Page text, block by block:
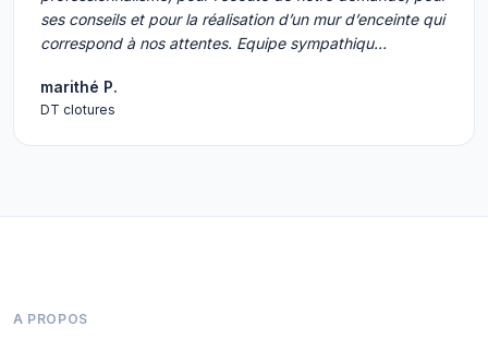
ses conseils et pour la réalisation d’un mur d’enceinte qui
correspond à nos attentes. Equipe sympathiqu…
marithé P.
DT clotures
A PROPOS